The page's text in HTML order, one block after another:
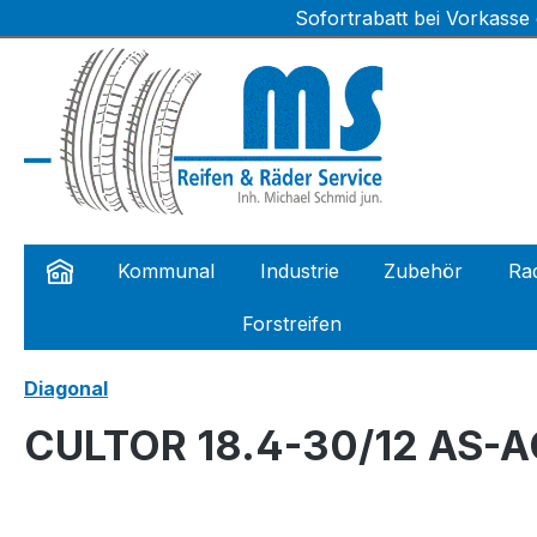
Zur Hauptnavigation springenSofortrabatt bei
Kommunal Industrie Zubehör
Forstreifen
Diagonal
CULTOR 18.4-30/12 AS-